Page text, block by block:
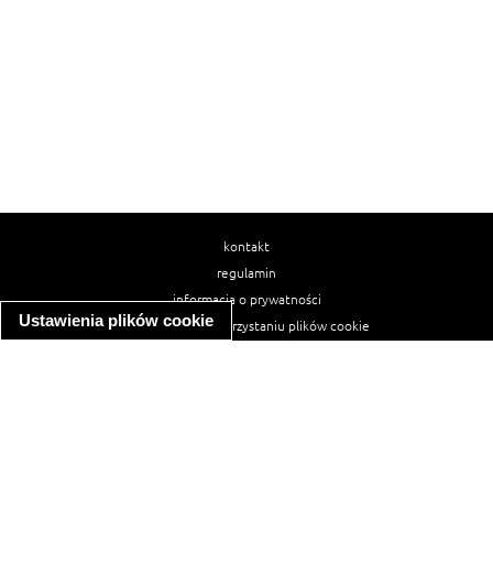
Ustawienia plików cookie
kontakt
regulamin
informacja o prywatności
informacja o wykorzystaniu plików cookie